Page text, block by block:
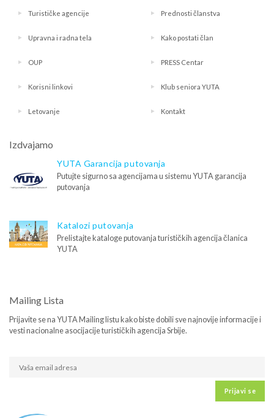
Turističke agencije Prednosti članstva
Upravna i radna tela Kako postati član
OUP PRESS Centar
Korisni linkovi Klub seniora YUTA
Letovanje Kontakt
Izdvajamo
YUTA Garancija putovanja
Putujte sigurno sa agencijama u sistemu YUTA garancija
putovanja
Katalozi putovanja
Prelistajte kataloge putovanja turističkih agencija članica
YUTA
Mailing Lista
Prijavite se na YUTA Mailing listu kako biste dobili sve najnovije informacije i
vesti nacionalne asocijacije turističkih agencija Srbije.
Prijavi se